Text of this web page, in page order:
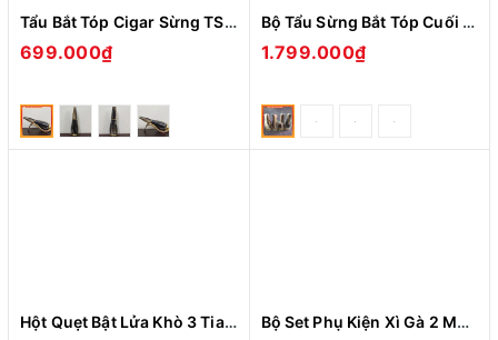
Tẩu Bắt Tóp Cigar Sừng TS02 Ring Size 42-60 Hàng Thủ Công
699.000₫
Bộ Tẩu Sừng Bắt Tóp Cuối Điếu Cigar 4 chiếc COB-TS01 Cao Cấp- Món Quà Ý Nghĩa Cho Sức Khỏe
1.799.000₫
Hột Quẹt Bật Lửa Khò 3 Tia H179A Có Đục Kiêm Giá Đỡ Xì Ga - Nhiều Màu Bộ Set Phụ Kiện Xì Gà 2 Món HB528 Bật Lửa Gas Khò 3 Tia Mạnh Mẽ + Dao Cắt Sắc Bén - Nhiều Màu